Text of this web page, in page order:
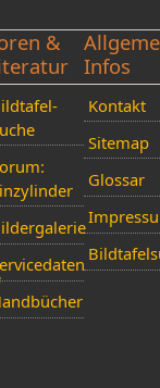
&
Infos
Kontakt
Sitemap
Glossar